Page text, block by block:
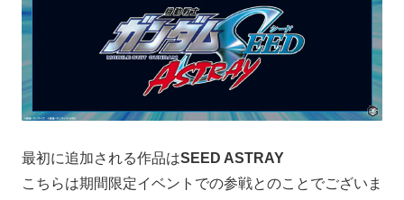
最初に追加される作品はSEED ASTRAY
こちらは期間限定イベントでの参戦とのことでございま